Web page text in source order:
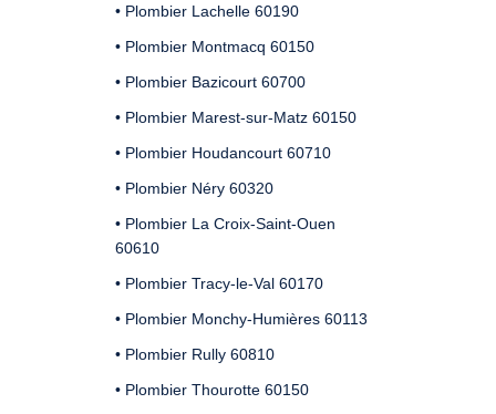
• Plombier Lachelle 60190
• Plombier Montmacq 60150
• Plombier Bazicourt 60700
• Plombier Marest-sur-Matz 60150
• Plombier Houdancourt 60710
• Plombier Néry 60320
• Plombier La Croix-Saint-Ouen
60610
• Plombier Tracy-le-Val 60170
• Plombier Monchy-Humières 60113
• Plombier Rully 60810
• Plombier Thourotte 60150